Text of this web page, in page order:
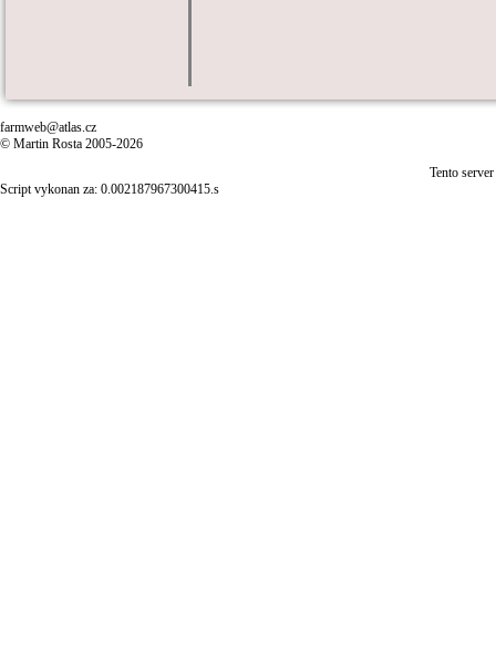
farmweb@atlas.cz
© Martin Rosta 2005-2026
Tento
Script vykonan za: 0.002187967300415.s